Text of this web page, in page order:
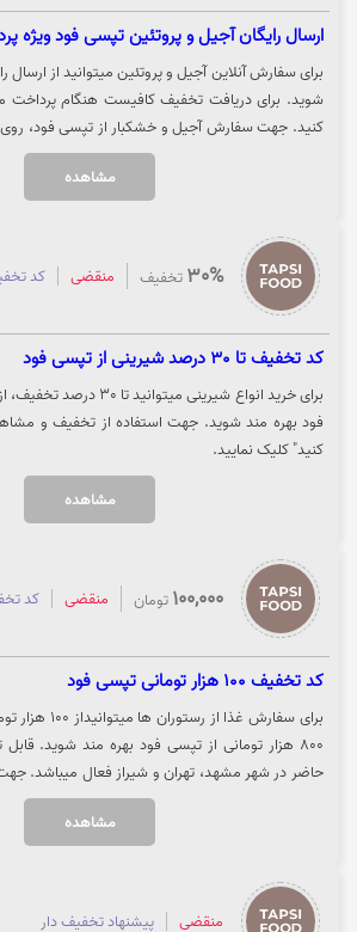
ارسال رایگان آجیل و پروتئین تپسی فود ویژه
برای سفارش آنلاین آجیل و پروتئین میتوانید از ارسال
شوید. برای دریافت تخفیف کافیست هنگام پرداخت
کنید. جهت سفارش آجیل و خشکبار از تپسی فود، روی
مشاهده
30% تخفیف منقضی کد
کد تخفیف تا 30 درصد شیرینی از تپسی فود
برای خرید انواع شیرینی
فود بهره مند شوید. جهت استفاده از تخفیف و
کنید" کلیک نمایید.
مشاهده
100,000 تومان منقضی کد
کد تخفیف 100 هزار تومانی تپسی فود
برای سفارش غذا
800 هزار تومانی از تپسی فود بهره مند شوید.
حاضر در شهر مشهد، تهران و شیراز فعال میباشد.
گزینه "خرید کنید" کلیک نمایید.
مشاهده
منقضی پیشنهاد تخفیف دار